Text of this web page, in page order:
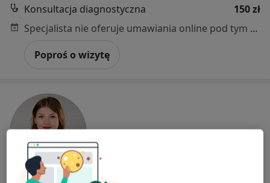
Konsultacja diagnostyczna
150 zł
Specjalista nie oferuje umawiania online pod tym adresem.
Poproś o wizytę